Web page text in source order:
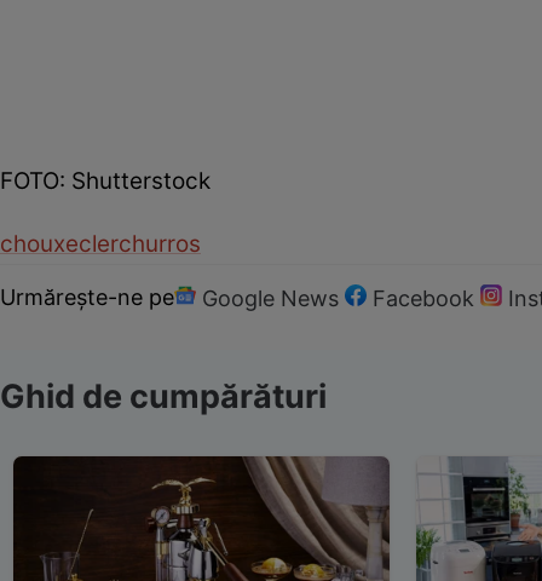
FOTO: Shutterstock
chouxeclerchurros
Urmărește-ne pe Google News Facebook
Ghid de cumpărături